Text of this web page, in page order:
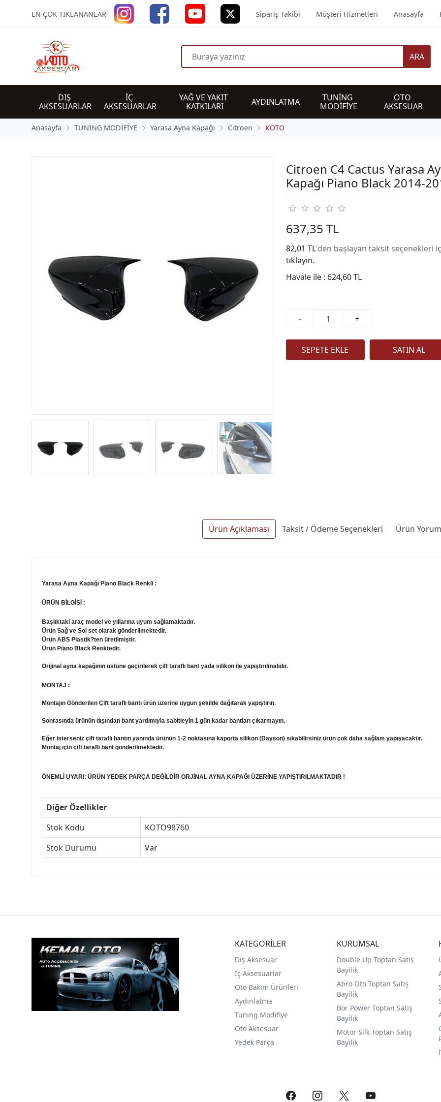
EN ÇOK TIKLANANLAR Sipariş Takibi Müşteri Hizmetleri Anasayfa
ARA
DIŞ
AKSESUARLAR
İÇ
AKSESUARLAR
YAĞ VE YAKIT
KATKILARI
AYDINLATMA
TUNİNG
MODİFİYE
OTO
AKSESUAR
Anasayfa TUNİNG MODİFİYE Yarasa Ayna Kapağı Citroen KOTO
Citroen C4 Cactus Yarasa
Kapağı Piano Black 2014-
637,35 TL
82,01 TL'den başlayan taksit seçenekleri
tıklayın.
Havale ile : 624,60 TL
- +
Ürün Açıklaması Taksit / Ödeme Seçenekleri Ürün
Yarasa Ayna Kapağı Piano Black Renkli :
ÜRÜN BİLGİSİ :
Başlıktaki araç model ve yıllarına uyum sağlamaktadır.
Ürün Sağ ve Sol set olarak gönderilmektedir.
Ürün ABS Plastik?ten üretilmiştir.
Ürün Piano Black Renktedir.
Orijinal ayna kapağının üstüne geçirilerek çift taraflı bant yada silikon ile yapıştırılmalıdır.
MONTAJ :
Montajın Gönderilen Çift taraflı bantı ürün üzerine uygun şekilde dağıtarak yapıştırın.
Sonrasında ürünün dışından bant yardımıyla sabitleyin 1 gün kadar bantları çıkarmayın.
Eğer isterseniz çift taraflı bantın yanında ürünün 1-2 noktasına kaporta silikon (Dayson) sıkabilirsiniz ürün çok daha sağlam yapışacaktır.
Montaj için çift taraflı bant gönderilmektedir.
ÖNEMLİ UYARI: ÜRÜN YEDEK PARÇA DEĞİLDİR ORJİNAL AYNA KAPAĞI ÜZERİNE YAPIŞTIRILMAKTADIR !
Diğer Özellikler
Stok Kodu
KOTO98760
Stok Durumu
Var
KATEGORİLER
Dış Aksesuar
İç Aksesuarlar
Oto Bakım Ürünleri
Aydınlatma
Tuning Modifiye
Oto Aksesuar
Yedek Parça
KURUMSAL
Double Up Toptan Satış
Bayilik
Abro Oto Toptan Satış
Bayilik
Bor Power Toptan Satış
Bayilik
Motor Silk Toptan Satış
Bayilik